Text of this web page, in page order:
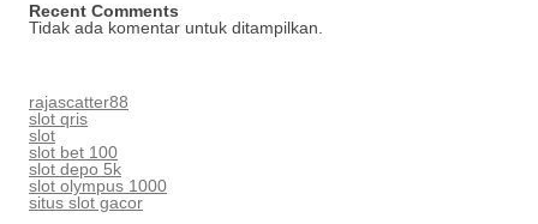
Recent Comments
Tidak ada komentar untuk ditampilkan.
rajascatter88
slot qris
slot
slot bet 100
slot depo 5k
slot olympus 1000
situs slot gacor